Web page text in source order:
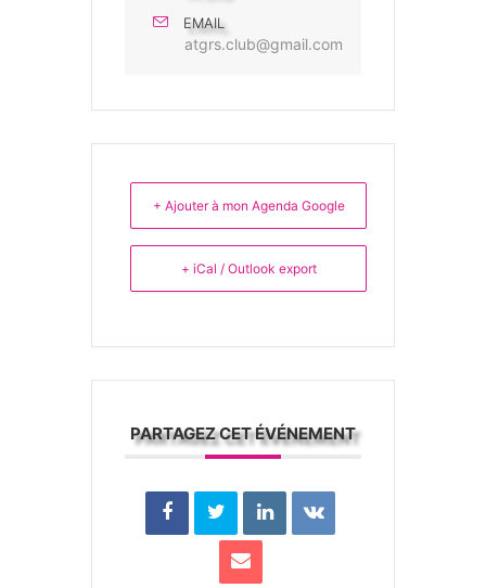
EMAIL
atgrs.club@gmail.com
+ Ajouter à mon Agenda Google
+ iCal / Outlook export
PARTAGEZ CET ÉVÉNEMENT